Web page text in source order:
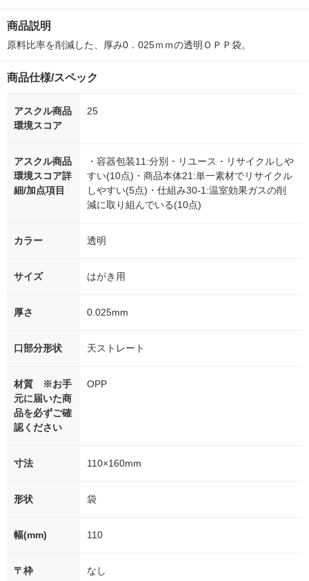
商品説明
原料比率を削減した、厚み0．025ｍｍの透明ＯＰＰ袋。
商品仕様/スペック
アスクル商品
環境スコア
25
アスクル商品
環境スコア詳
細/加点項目
・容器包装11:分別・リユース・リサイクルしや
すい(10点)・商品本体21:単一素材でリサイクル
しやすい(5点)・仕組み30-1:温室効果ガスの削
減に取り組んでいる(10点)
カラー 透明
サイズ はがき用
厚さ 0.025mm
口部分形状 天ストレート
材質 ※お手
元に届いた商
品を必ずご確
認ください
OPP
寸法 110×160mm
形状 袋
幅(mm) 110
〒枠 なし